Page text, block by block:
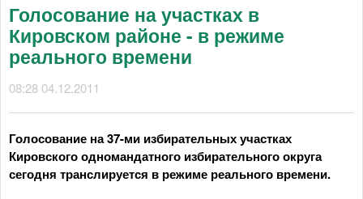
Голосование на участках в
Кировском районе - в режиме
реального времени
08:28 04.12.2011
Голосование на 37-ми избирательных участках
Кировского одномандатного избирательного округа
сегодня транслируется в режиме реального времени.